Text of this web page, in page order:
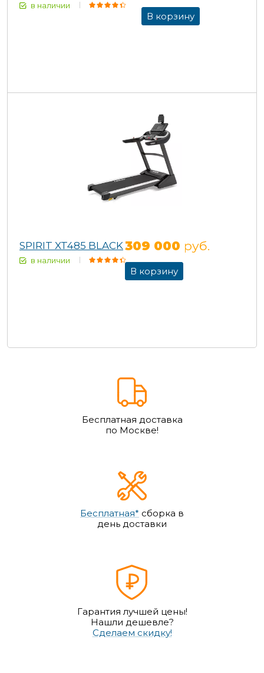
в наличии
В корзину
SPIRIT XT485 BLACK
в наличии
309 000 руб.
В корзину
Бесплатная доставка
по Москве!
Бесплатная* сборка в
день доставки
Гарантия лучшей цены!
Нашли дешевле?
Сделаем скидку!